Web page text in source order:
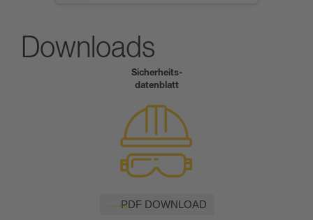
Downloads
Sicherheits-
datenblatt
PDF DOWNLOAD